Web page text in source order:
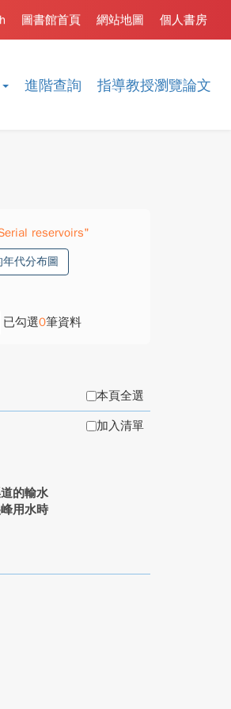
進階查詢 指導教授瀏覽論文
個人書房
網站地圖
圖書館首頁
reservoirs"
代分布圖
已勾選0筆資料
本頁全選
的輸水
用水時
加入清單